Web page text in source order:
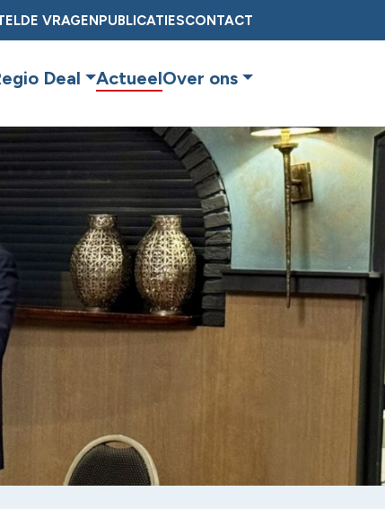
VRAGENPUBLICATIESCONTACT
Deal ActueelOver ons